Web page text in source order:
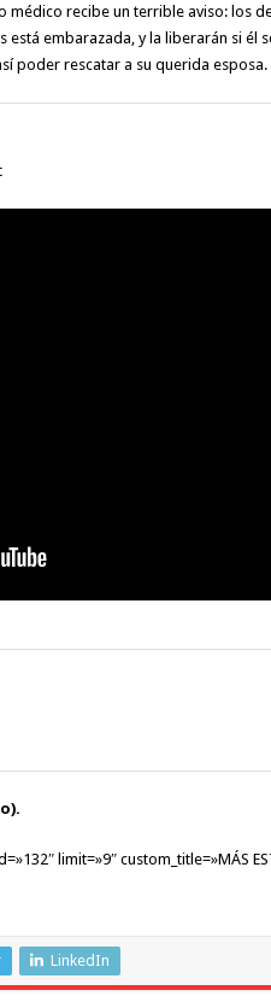
médico recibe un terrible aviso: los
está embarazada, y la liberarán si él
poder rescatar a su querida esposa.
limit=»9″ custom_title=»MÁS
LinkedIn